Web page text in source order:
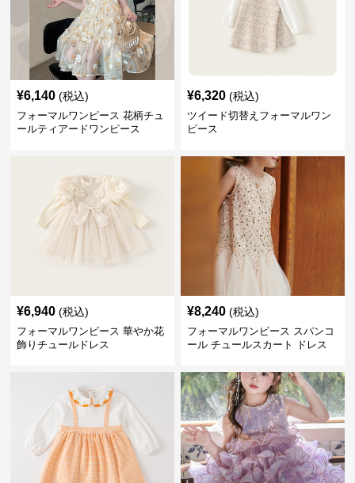
¥6,140 (税込)
フォーマルワンピース 花柄チュ
ールティアードワンピース
¥6,320 (税込)
ツイード切替えフォーマルワン
ピース
¥6,940 (税込)
フォーマルワンピース 華やか花
飾りチュールドレス
¥8,240 (税込)
フォーマルワンピース スパンコ
ール チュールスカート ドレス